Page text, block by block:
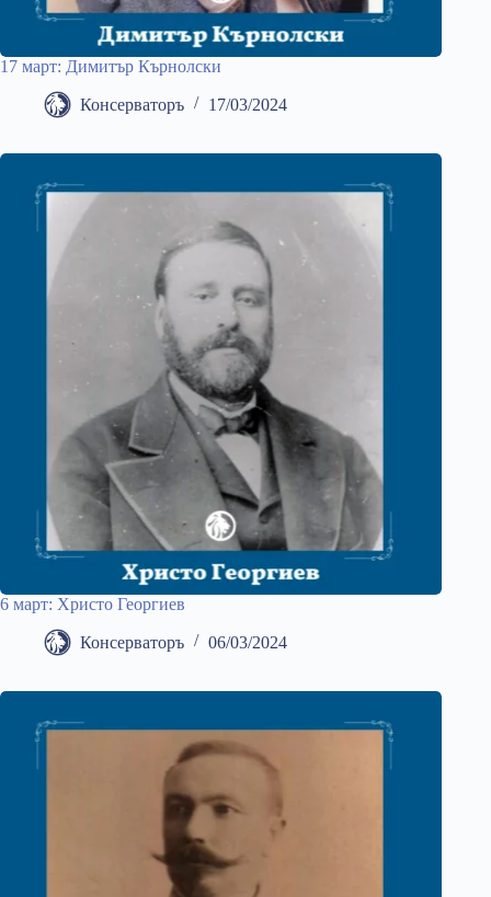
17 март: Димитър Кърнолски
Консерваторъ 17/03/2024
6 март: Христо Георгиев
Консерваторъ 06/03/2024